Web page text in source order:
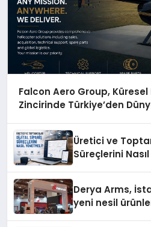
Falcon Aero Group, Küresel
Zincirinde Türkiye’den
Üretici ve
Süreçlerini
Derya Arms,
yeni nesil